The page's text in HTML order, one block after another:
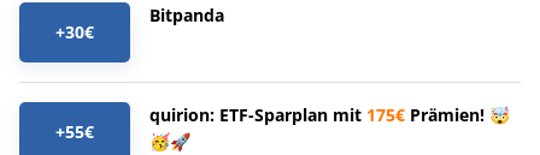
+30€
Bitpanda
+55€
quirion: ETF-Sparplan mit 175€ Prämien! 🤯
🥳🚀